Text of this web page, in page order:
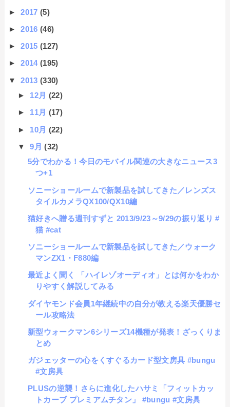
►2017(5)
►2016(46)
►2015(127)
►2014(195)
▼2013(330)
► 12月 (22)
► 11月 (17)
► 10月 (22)
▼9月(32)
5分でわかる！今日のモバイル関連の大きなニュース3
つ+1
ソニーショールームで新製品を試してきた／レンズス
タイルカメラQX100/QX10編
猫好きへ贈る週刊すずと 2013/9/23～9/29の振り返り #
猫 #cat
ソニーショールームで新製品を試してきた／ウォーク
マンZX1・F880編
最近よく聞く 「ハイレゾオーディオ」とは何かをわか
りやすく解説してみる
ダイヤモンド会員1年継続中の自分が教える楽天優勝セ
ール攻略法
新型ウォークマン6シリーズ14機種が発表！ざっくりま
とめ
ガジェッターの心をくすぐるカード型文房具 #bungu
#文房具
PLUSの逆襲！さらに進化したハサミ「フィットカッ
トカーブ プレミアムチタン」 #bungu #文房具